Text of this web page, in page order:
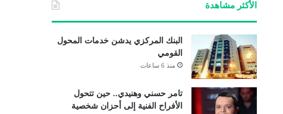
الأكثر مشاهدة
البنك المركزي يدشن خدمات المحول
القومي
منذ 6 ساعات
تامر حسني وهنيدي.. حين تتحول
الأفراح الفنية إلى أحزان شخصية